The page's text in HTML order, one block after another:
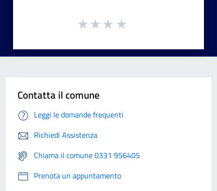
Contatta il comune
Leggi le domande frequenti
Richiedi Assistenza
Chiama il comune 0331 956405
Prenota un appuntamento